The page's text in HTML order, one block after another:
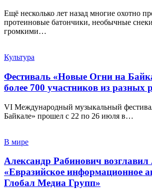
Ещё несколько лет назад многие охотно
протеиновые батончики, необычные
громкими…
Культура
Фестиваль «Новые Огни на
более 700 участников из разных
VI Международный музыкальный
Байкале» прошел с 22 по 26 июля в…
В мире
Александр Рабинович
«Евразийское информационное
Глобал Медиа Групп»